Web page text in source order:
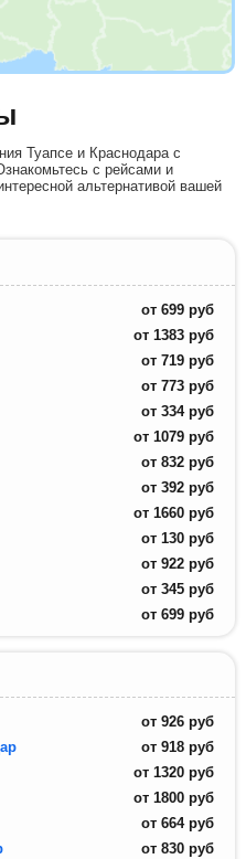
Туапсе и Краснодара с
с рейсами и
альтернативой вашей
от 699 руб
от 1383 руб
от 719 руб
от 773 руб
от 334 руб
от 1079 руб
от 832 руб
от 392 руб
от 1660 руб
от 130 руб
от 922 руб
от 345 руб
от 699 руб
от 926 руб
от 918 руб
от 1320 руб
от 1800 руб
от 664 руб
от 830 руб